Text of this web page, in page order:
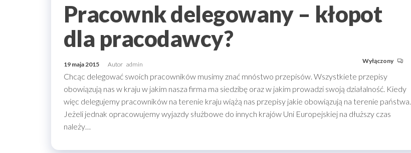
Pracownk delegowany – kłopot
dla pracodawcy?
19 maja 2015 Autor admin Wyłączony
Chcąc delegować swoich pracowników musimy znać mnóstwo przepisów. Wszystkiete przepisy
obowiązują nas w kraju w jakim nasza firma ma siedzibę oraz w jakim prowadzi swoją działalność. Kiedy
więc delegujemy pracowników na terenie kraju wiążą nas przepisy jakie obowiązują na terenie państwa.
Jeżeli jednak opracowujemy wyjazdy służbowe do innych krajów Uni Europejskiej na dłuższy czas
należy…